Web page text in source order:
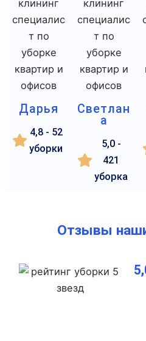
Дарья
4,8 - 52
уборки
Светлан
а
5,0 -
421
уборка
Отзывы